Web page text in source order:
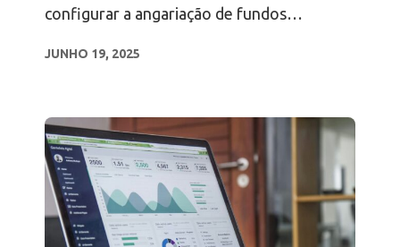
configurar a angariação de fundos
JUNHO 19, 2025